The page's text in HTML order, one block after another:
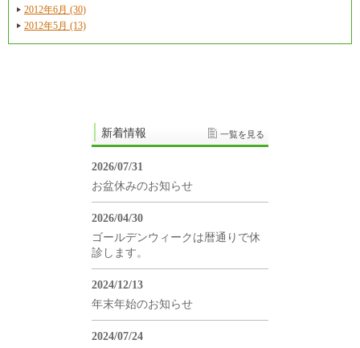
2012年6月 (30)
2012年5月 (13)
新着情報 一覧を見る
2026/07/31
お盆休みのお知らせ
2026/04/30
ゴールデンウィークは暦通りで休
診します。
2024/12/13
年末年始のお知らせ
2024/07/24